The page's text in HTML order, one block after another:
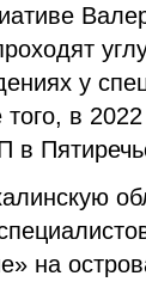
у
в
в
на